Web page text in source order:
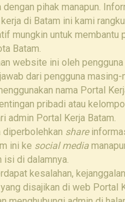
dengan pihak manapun.
di Batam ini kami
mungkin untuk membantu
Batam.
website ini oleh pengguna
dari pengguna masing-
nama Portal
pribadi atau
admin Portal Kerja Batam.
diperbolehkan share
ini ke social media
isi di dalamnya.
kesalahan,
disajikan di web Portal